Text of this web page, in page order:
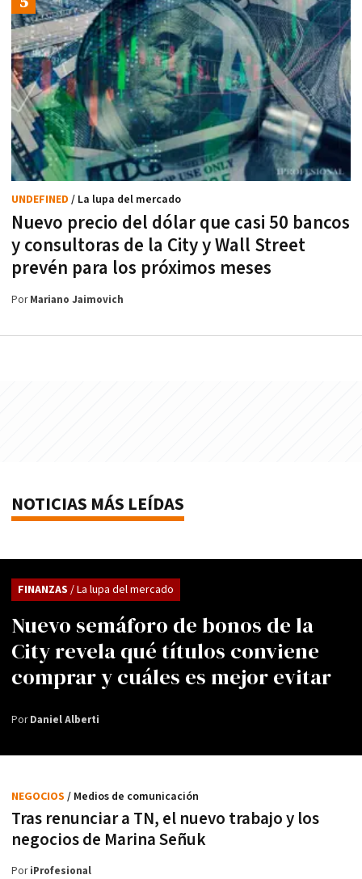
Nuevo precio del dólar que casi 50 bancos
y consultoras de la City y Wall Street
prevén para los próximos meses
UNDEFINED / La lupa del mercado
PorMariano Jaimovich
NOTICIAS MÁS LEÍDAS
Nuevo semáforo de bonos de la
City revela qué títulos conviene
comprar y cuáles es mejor evitar
FINANZAS / La lupa del mercado
PorDaniel Alberti
Tras renunciar a TN, el nuevo trabajo y los
negocios de Marina Señuk
NEGOCIOS / Medios de comunicación
PoriProfesional